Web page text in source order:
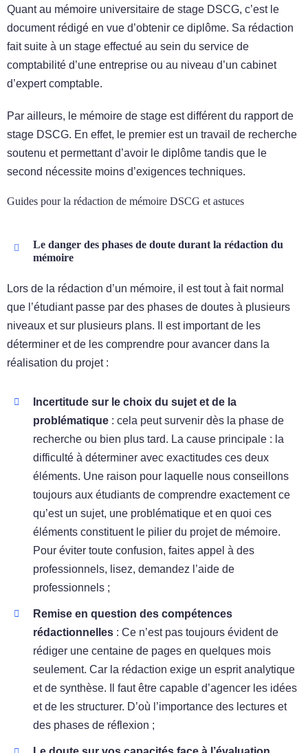
Quant au mémoire universitaire de stage DSCG, c’est le
document rédigé en vue d’obtenir ce diplôme. Sa rédaction
fait suite à un stage effectué au sein du service de
comptabilité d’une entreprise ou au niveau d’un cabinet
d’expert comptable.
Par ailleurs, le mémoire de stage est différent du rapport de
stage DSCG. En effet, le premier est un travail de recherche
soutenu et permettant d’avoir le diplôme tandis que le
second nécessite moins d’exigences techniques.
Guides pour la rédaction de mémoire DSCG et astuces
Le danger des phases de doute durant la rédaction du
mémoire
Lors de la rédaction d’un mémoire, il est tout à fait normal
que l’étudiant passe par des phases de doutes à plusieurs
niveaux et sur plusieurs plans. Il est important de les
déterminer et de les comprendre pour avancer dans la
réalisation du projet :
Incertitude sur le choix du sujet et de la
problématique : cela peut survenir dès la phase de
recherche ou bien plus tard. La cause principale : la
difficulté à déterminer avec exactitudes ces deux
éléments. Une raison pour laquelle nous conseillons
toujours aux étudiants de comprendre exactement ce
qu’est un sujet, une problématique et en quoi ces
éléments constituent le pilier du projet de mémoire.
Pour éviter toute confusion, faites appel à des
professionnels, lisez, demandez l’aide de
professionnels ;
Remise en question des compétences
rédactionnelles : Ce n’est pas toujours évident de
rédiger une centaine de pages en quelques mois
seulement. Car la rédaction exige un esprit analytique
et de synthèse. Il faut être capable d’agencer les idées
et de les structurer. D’où l’importance des lectures et
des phases de réflexion ;